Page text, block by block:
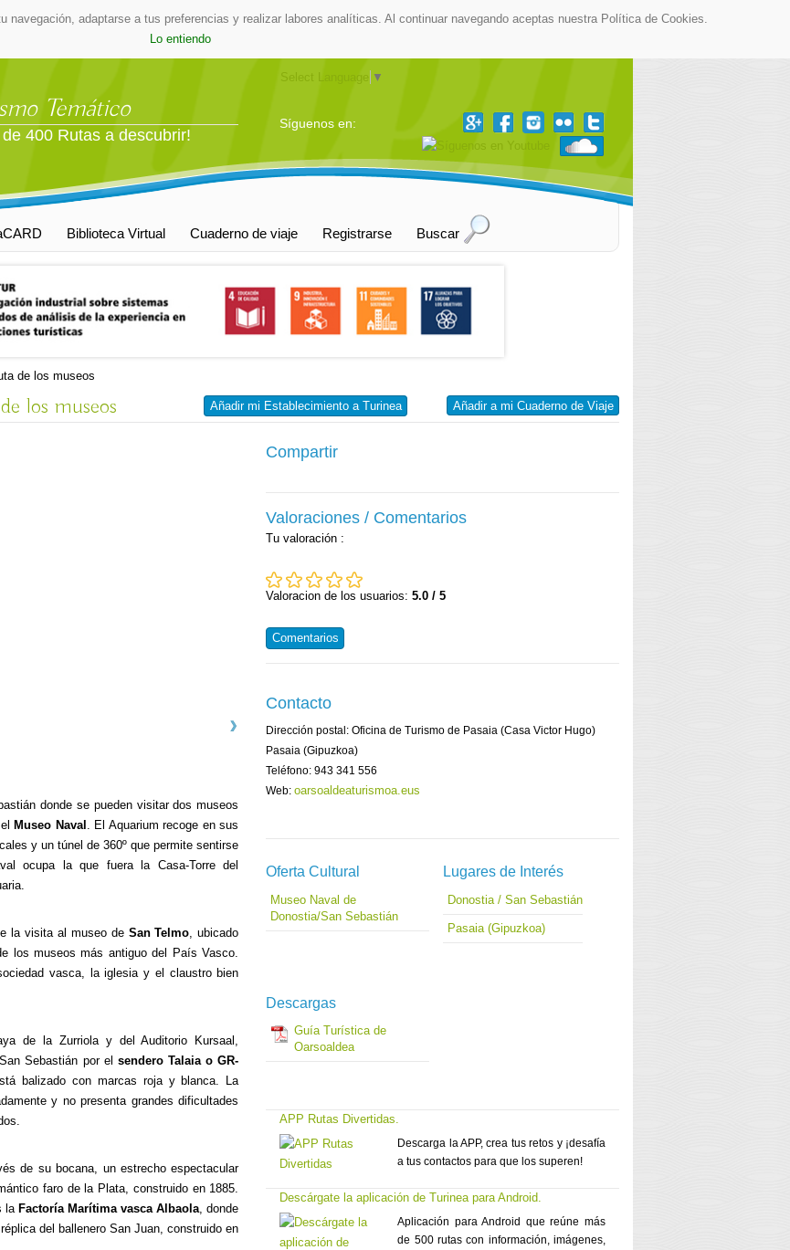
adaptarse a tus preferencias y realizar labores analíticas. Al continuar navegando aceptas nuestra Política de Cookies.
Lo entiendo
Temático
de 400 Rutas a descubrir!
Select Language ▼
Síguenos en:
Biblioteca Virtual Cuaderno de viaje Registrarse Buscar
de los museos
Añadir a mi Cuaderno de Viaje
Añadir mi Establecimiento a Turinea
los museos
donde se pueden visitar dos museos
Museo Naval . El Aquarium recoge en sus
y un túnel de 360º que permite sentirse
ocupa la que fuera la Casa-Torre del
la visita al museo de San Telmo, ubicado
los museos más antiguo del País Vasco.
vasca, la iglesia y el claustro bien
de la Zurriola y del Auditorio Kursaal,
Sebastián por el sendero Talaia o GR-
balizado con marcas roja y blanca. La
y no presenta grandes dificultades
de su bocana, un estrecho espectacular
faro de la Plata, construido en 1885.
la Factoría Marítima vasca Albaola, donde
del ballenero San Juan, construido en
Compartir
Valoraciones / Comentarios
Tu valoración :
Valoracion de los usuarios:5.0 / 5
Comentarios
Contacto
Dirección postal: Oficina de Turismo de Pasaia (Casa Victor Hugo)
Pasaia (Gipuzkoa)
Teléfono: 943 341 556
Web:oarsoaldeaturismoa.eus
Oferta Cultural
Museo Naval de
Donostia/San Sebastián
Lugares de Interés
Donostia / San Sebastián
Pasaia (Gipuzkoa)
Descargas
Guía Turística de
Oarsoaldea
APP Rutas Divertidas.
Descarga la APP, crea tus retos y ¡desafía
a tus contactos para que los superen!
Descárgate la aplicación de Turinea para Android.
Aplicación para Android que reúne más
de 500 rutas con información, imágenes,